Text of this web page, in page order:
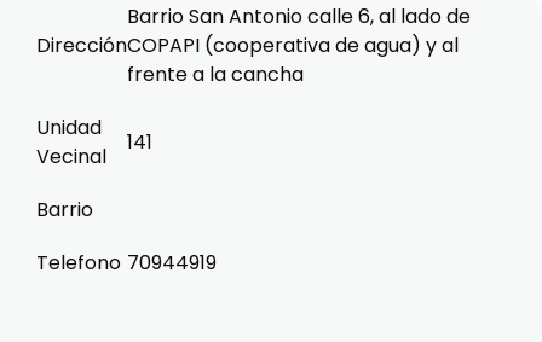
Dirección
Barrio San Antonio calle 6, al lado de
COPAPI (cooperativa de agua) y al
frente a la cancha
Unidad
Vecinal
141
Barrio
Telefono 70944919